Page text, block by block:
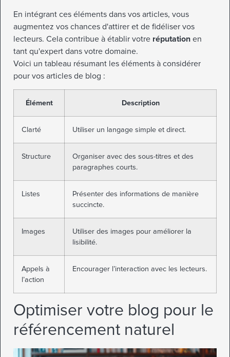
En intégrant ces éléments dans vos articles, vous
augmentez vos chances d'attirer et de fidéliser vos
lecteurs. Cela contribue à établir votre réputation en
tant qu'expert dans votre domaine.
Voici un tableau résumant les éléments à considérer
pour vos articles de blog :
Élément Description
Clarté Utiliser un langage simple et direct.
Structure
Organiser avec des sous-titres et des
paragraphes courts.
Listes
Présenter des informations de manière
succincte.
Images
Utiliser des images pour améliorer la
lisibilité.
Appels à
l’action
Encourager l’interaction avec les lecteurs.
Optimiser votre blog pour le
référencement naturel